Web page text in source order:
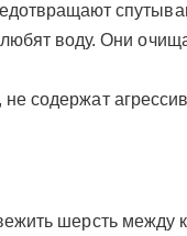
воду. Они
содержат
шерсть между